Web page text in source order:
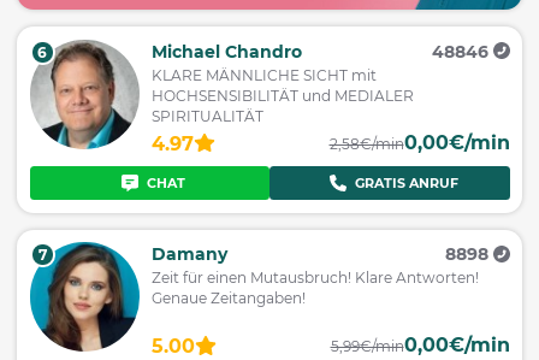
6 Michael Chandro 48846
KLARE MÄNNLICHE SICHT mit
HOCHSENSIBILITÄT und MEDIALER
SPIRITUALITÄT
4.97 2,58€/min0,00€/min
CHAT GRATIS ANRUF
7 Damany 8898
Zeit für einen Mutausbruch! Klare Antworten!
Genaue Zeitangaben!
5.00 5,99€/min0,00€/min